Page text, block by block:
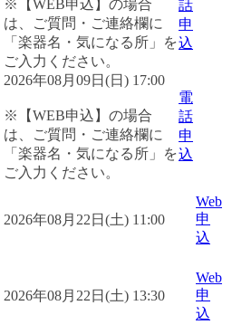
※【WEB申込】の場合
は、ご質問・ご連絡欄に
「楽器名・気になる所」を
ご入力ください。
話
申
込
2026年08月09日(日) 17:00
※【WEB申込】の場合
は、ご質問・ご連絡欄に
「楽器名・気になる所」を
ご入力ください。
電
話
申
込
2026年08月22日(土) 11:00
Web
申
込
2026年08月22日(土) 13:30
Web
申
込